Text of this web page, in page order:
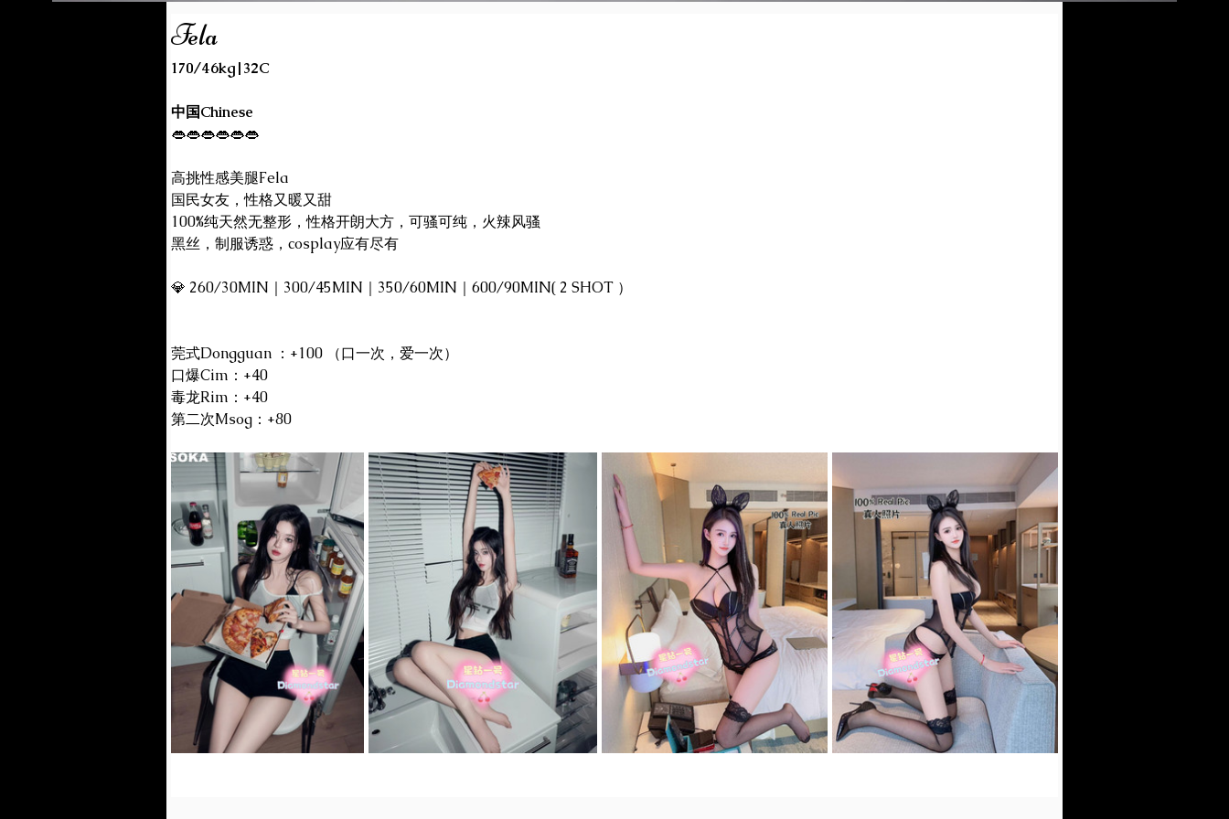
Fela
170/46kg|32C
中国Chinese
👄👄👄👄👄👄
高挑性感美腿Fela
国民女友，性格又暖又甜
100%纯天然无整形，性格开朗大方，可骚可纯，火辣风骚
黑丝，制服诱惑，cosplay应有尽有
💎 260/30MIN｜300/45MIN｜350/60MIN｜600/90MIN( 2 SHOT ）
莞式Dongguan ：+100 （口一次，爱一次）
口爆Cim：+40
毒龙Rim：+40
第二次Msog：+80